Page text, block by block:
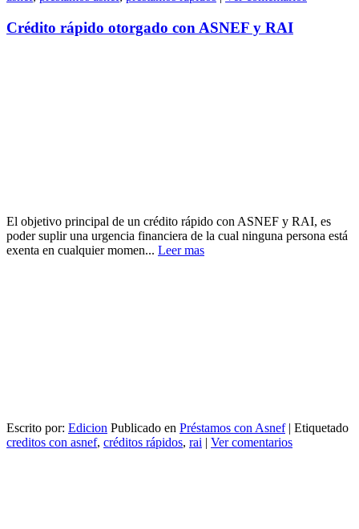
Crédito rápido otorgado con ASNEF y RAI
El objetivo principal de un crédito rápido con ASNEF y RAI, es
poder suplir una urgencia financiera de la cual ninguna persona está
exenta en cualquier momen... Leer mas
Escrito por: Edicion Publicado en Préstamos con Asnef
Etiquetado
creditos con asnef, créditos rápidos, rai Ver comentarios